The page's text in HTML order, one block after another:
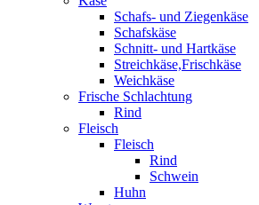
Schafs- und Ziegenkäse
Schafskäse
Schnitt- und Hartkäse
Streichkäse,Frischkäse
Weichkäse
Frische Schlachtung
Rind
Fleisch
Fleisch
Rind
Schwein
Huhn